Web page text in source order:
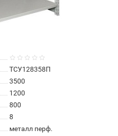
ТСУ128358П
3500
1200
800
8
металл перф.